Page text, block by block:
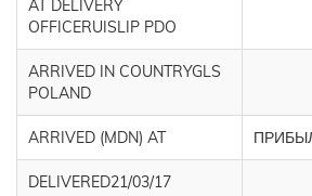
AT DELIVERY
OFFICERUISLIP PDO
ARRIVED IN COUNTRYGLS
POLAND
ARRIVED (MDN) AT
DELIVERED21/03/17